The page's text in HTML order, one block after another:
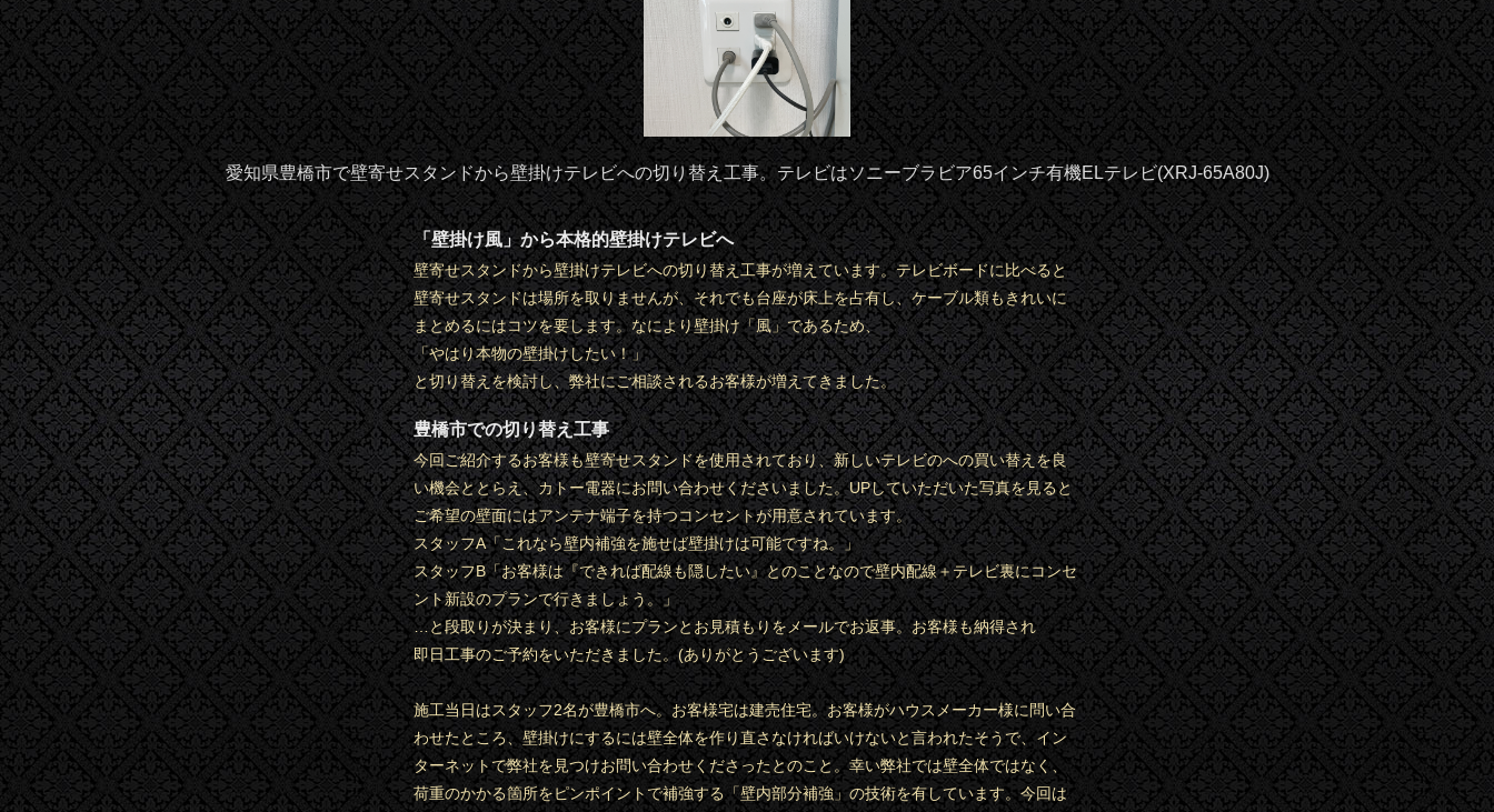
愛知県豊橋市で壁寄せスタンドから壁掛けテレビへの切り替え工事。テレビはソニーブラビア65インチ有機ELテレビ(XRJ-65A80J)
「壁掛け風」から本格的壁掛けテレビへ
壁寄せスタンドから壁掛けテレビへの切り替え工事が増えています。テレビボードに比べると
壁寄せスタンドは場所を取りませんが、それでも台座が床上を占有し、ケーブル類もきれいに
まとめるにはコツを要します。なにより壁掛け「風」であるため、
「やはり本物の壁掛けしたい！」
と切り替えを検討し、弊社にご相談されるお客様が増えてきました。
豊橋市での切り替え工事
今回ご紹介するお客様も壁寄せスタンドを使用されており、新しいテレビのへの買い替えを良
い機会ととらえ、カトー電器にお問い合わせくださいました。UPしていただいた写真を見ると
ご希望の壁面にはアンテナ端子を持つコンセントが用意されています。
スタッフA「これなら壁内補強を施せば壁掛けは可能ですね。」
スタッフB「お客様は『できれば配線も隠したい』とのことなので壁内配線＋テレビ裏にコンセ
ント新設のプランで行きましょう。」
…と段取りが決まり、お客様にプランとお見積もりをメールでお返事。お客様も納得され
即日工事のご予約をいただきました。(ありがとうございます)
施工当日はスタッフ2名が豊橋市へ。お客様宅は建売住宅。お客様がハウスメーカー様に問い合
わせたところ、壁掛けにするには壁全体を作り直さなければいけないと言われたそうで、イン
ターネットで弊社を見つけお問い合わせくださったとのこと。幸い弊社では壁全体ではなく、
荷重のかかる箇所をピンポイントで補強する「壁内部分補強」の技術を有しています。今回は